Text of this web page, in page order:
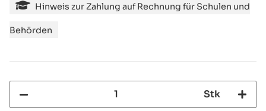
Hinweis zur Zahlung auf Rechnung für Schulen und
Behörden
Stk